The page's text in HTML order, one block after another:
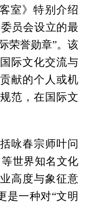
室》特别介绍
员会设立的最
荣誉勋章”。该
际文化交流与
献的个人或机
范，在国际文
咏春宗师叶问
世界知名文化
高度与象征意
一种对“文明